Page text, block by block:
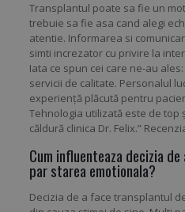
Transplantul poate sa fie un
trebuie sa fie asa cand alegi
atentie. Informarea si
simti increzator cu privire la
Iata ce spun cei care ne-au
servicii de calitate. Personalul
experiență plăcută pentru
Tehnologia utilizată este de top
căldură clinica Dr. Felix.”
Cum influenteaza decizia
par starea emotionala?
Decizia de a face transplantul